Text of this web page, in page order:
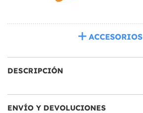
ACCESORIOS
DESCRIPCIÓN
ENVÍO Y DEVOLUCIONES